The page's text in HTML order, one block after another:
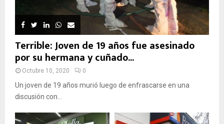
Terrible: Joven de 19 años fue asesinado
por su hermana y cuñado...
Octubre 10, 2020 0
Un joven de 19 años murió luego de enfrascarse en una
discusión con...